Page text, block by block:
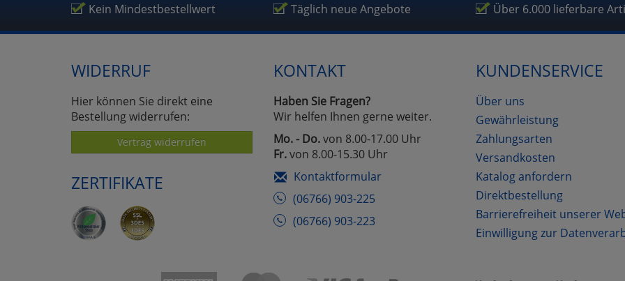
Kein Mindestbestellwert Täglich neue Angebote Über 6.000 lieferbare
WIDERRUF
Hier können Sie direkt eine
Bestellung widerrufen:
Vertrag widerrufen
ZERTIFIKATE
KONTAKT
Haben Sie Fragen?
Wir helfen Ihnen gerne weiter.
Mo. - Do.von 8.00-17.00 Uhr
Fr.von 8.00-15.30 Uhr
Kontaktformular
(06766) 903-225
(06766) 903-223
KUNDENSERVICE
Über uns
Gewährleistung
Zahlungsarten
Versandkosten
Katalog anfordern
Direktbestellung
Barrierefreiheit unserer
Einwilligung zur